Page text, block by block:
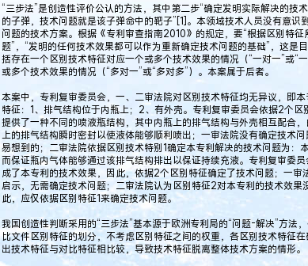
“三步法”是创造性评价公认的方法，其中第二步“确定发明实际解决的技
的子弹，技术问题就是该子弹命中的靶子”[1]。本领域技术人员没有意
问题的技术方案。根据《专利审查指南2010》的规定，要“根据区别特
题”，“发明的任何技术效果都可以作为重新确定技术问题的基础”，这是
括存在一个区别技术特征对应一个或多个技术效果的情况（“一对一”或“
或多个技术效果的情况（“多对一”或“多对多”）。本案属于后者。
本案中，专利复审委员会，一、二审法院对区别技术特征均无异议，即
特征：1、排气结构位于内瓶上；2、有外壳。专利复审委员会依据2个
提供了一种不同的喷液瓶结构，其中内瓶上的排气结构与外壳相互配合
上的排气结构瞬时密封以使液体能够顺利喷出；一审法院没有确定技术
易想到的；二审法院依据区别技术特别1确定本专利解决的技术问题为：
而保证瓶内气体能够通过该排气结构排出以保证持续充液。专利复审委
成了本专利的技术效果，因此，依据2个区别特征确定了技术问题；一
启示，无需确定技术问题；二审法院认为区别特征2对本专利的技术效
此，应仅依据区别特征1来确定技术问题。
我国创造性判断采用的“三步法”基本源于欧洲专利局的“问题-解决”方法
比文件区别特征的划分，不考虑区别特征之间的权重，各区别技术特征
出技术特征与对比特征相比较，导致技术特征脱离整体技术方案的情形。